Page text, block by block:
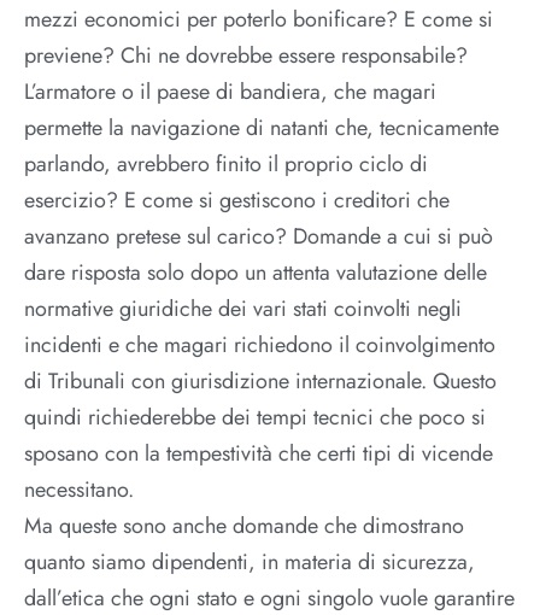
mezzi economici per poterlo bonificare? E come si
previene? Chi ne dovrebbe essere responsabile?
L’armatore o il paese di bandiera, che magari
permette la navigazione di natanti che, tecnicamente
parlando, avrebbero finito il proprio ciclo di
esercizio? E come si gestiscono i creditori che
avanzano pretese sul carico? Domande a cui si può
dare risposta solo dopo un attenta valutazione delle
normative giuridiche dei vari stati coinvolti negli
incidenti e che magari richiedono il coinvolgimento
di Tribunali con giurisdizione internazionale. Questo
quindi richiederebbe dei tempi tecnici che poco si
sposano con la tempestività che certi tipi di vicende
necessitano.
Ma queste sono anche domande che dimostrano
quanto siamo dipendenti, in materia di sicurezza,
dall’etica che ogni stato e ogni singolo vuole garantire